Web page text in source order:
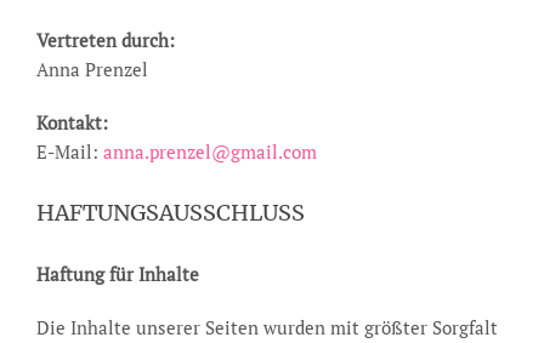
Vertreten durch:
Anna Prenzel
Kontakt:
E-Mail: anna.prenzel@gmail.com
HAFTUNGSAUSSCHLUSS
Haftung für Inhalte
Die Inhalte unserer Seiten wurden mit größter Sorgfalt